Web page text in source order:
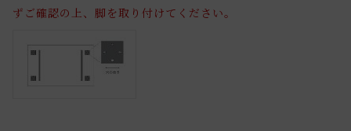
ずご確認の上、脚を取り付けてください。